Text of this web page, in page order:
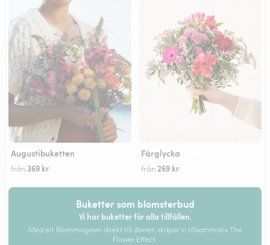
Augustibuketten
från 369 kr
Färglycka
från 269 kr
Buketter som blomsterbud
Vi har buketter för alla tillfällen.
Med ett Blommogram direkt till dörren skapar vi tillsammans The
Flower Effect.